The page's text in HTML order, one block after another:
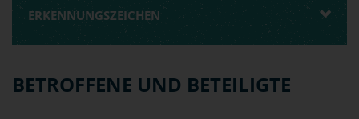
ERKENNUNGSZEICHEN
BETROFFENE UND BETEILIGTE